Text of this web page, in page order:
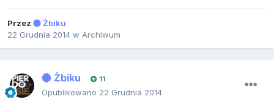
Przez
Żbiku
22 Grudnia 2014 w Archiwum
Żbiku 11
Opublikowano 22 Grudnia 2014